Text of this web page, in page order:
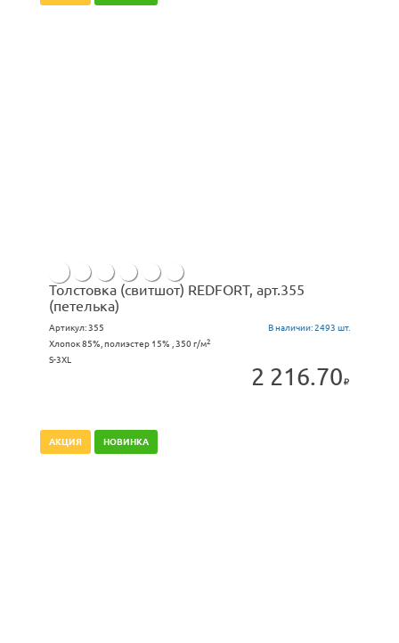
Толстовка (свитшот) REDFORT, арт.355
(петелька)
Артикул:355 В наличии:2493 шт.
Хлопок 85%, полиэстер 15% , 350 г/м2
S-3XL
2 216.70
АКЦИЯ НОВИНКА